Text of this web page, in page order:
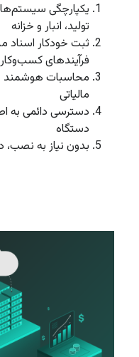
یکپارچگی
تولید، انبار و خزانه
ثبت خودکار اسناد
فرآیندهای کسب‌وکار
محاسبات هوشمند
مالیاتی
دسترسی دائمی به
دستگاه
بدون نیاز به نصب،